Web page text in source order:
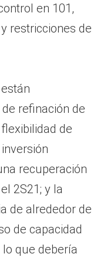
en 101,
restricciones de
refinación de
de
recuperación
2S21; y la
de alrededor de
de capacidad
que debería